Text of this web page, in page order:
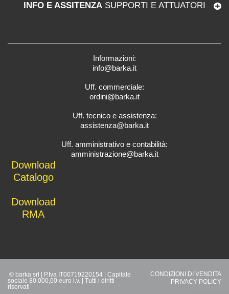
INFO E ASSITENZA SUPPORTI E ATTUATORI
Informazioni:
info@barka.it
Uff. commerciale:
ordini@barka.it
Uff. tecnico e assistenza:
assistenza@barka.it
Uff. amministrativo e contabilità:
amministrazione@barka.it
Download
Catalogo
Download
RMA
© barka srl | P.Iva IT00719220154 | Capitale
sociale 80.000,00 euro i.v. | Tutti i diritti
riservati
CONDIZIONI DI VENDITA
PRIVACY POLICY